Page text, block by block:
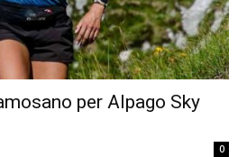
per Alpago Sky
0